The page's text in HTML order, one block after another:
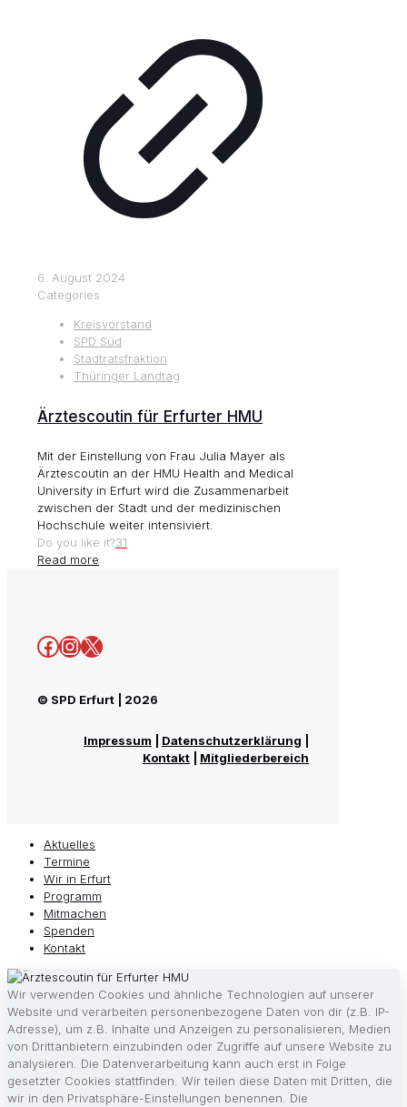
6. August 2024
Categories
Kreisvorstand
SPD Süd
Stadtratsfraktion
Thüringer Landtag
Ärztescoutin für Erfurter HMU
Mit der Einstellung von Frau Julia Mayer als
Ärztescoutin an der HMU Health and Medical
University in Erfurt wird die Zusammenarbeit
zwischen der Stadt und der medizinischen
Hochschule weiter intensiviert.
Do you like it?31
Read more
Facebook
Instagram
X
© SPD Erfurt | 2026
Impressum Datenschutzerklärung
Kontakt
Mitgliederbereich
Aktuelles
Termine
Wir in Erfurt
Programm
Mitmachen
Spenden
Kontakt
Wir verwenden Cookies und ähnliche Technologien auf unserer
Website und verarbeiten personenbezogene Daten von dir (z.B. IP-
Adresse), um z.B. Inhalte und Anzeigen zu personalisieren, Medien
von Drittanbietern einzubinden oder Zugriffe auf unsere Website zu
analysieren. Die Datenverarbeitung kann auch erst in Folge
gesetzter Cookies stattfinden. Wir teilen diese Daten mit Dritten, die
wir in den Privatsphäre-Einstellungen benennen. Die